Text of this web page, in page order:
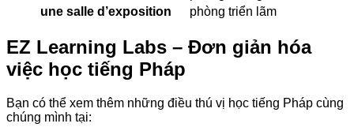
une salle d’exposition
phòng triển lãm
EZ Learning Labs – Đơn giản hóa
việc học tiếng Pháp
Bạn có thể xem thêm những điều thú vị học tiếng Pháp cùng
chúng mình tại: